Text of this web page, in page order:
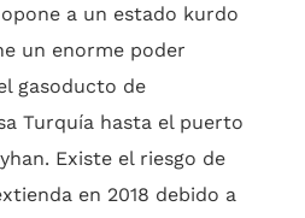
a un estado kurdo
un enorme poder
gasoducto de
Turquía hasta el puerto
Existe el riesgo de
en 2018 debido a